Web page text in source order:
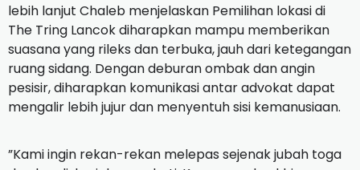
​lebih lanjut Chaleb menjelaskan Pemilihan lokasi di
The Tring Lancok diharapkan mampu memberikan
suasana yang rileks dan terbuka, jauh dari ketegangan
ruang sidang. Dengan deburan ombak dan angin
pesisir, diharapkan komunikasi antar advokat dapat
mengalir lebih jujur dan menyentuh sisi kemanusiaan.
​”Kami ingin rekan-rekan melepas sejenak jubah toga